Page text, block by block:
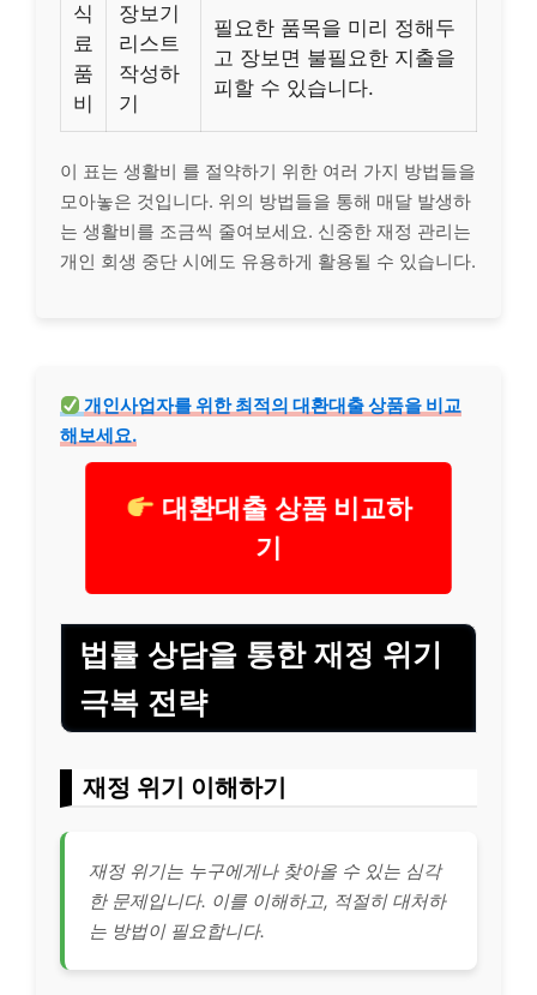
식
료
품
비
장보기
리스트
작성하
기
필요한 품목을 미리 정해두
고 장보면 불필요한 지출을
피할 수 있습니다.
이 표는 생활비 를 절약하기 위한 여러 가지 방법들을
모아놓은 것입니다. 위의 방법들을 통해 매달 발생하
는 생활비를 조금씩 줄여보세요. 신중한 재정 관리는
개인 회생 중단 시에도 유용하게 활용될 수 있습니다.
개인사업자를 위한 최적의 대환대출상품을 비교
해보세요.
대환대출 상품 비교하
기
법률 상담을 통한 재정 위기
극복 전략
재정 위기 이해하기
재정 위기는 누구에게나 찾아올 수 있는 심각
한 문제입니다. 이를 이해하고, 적절히 대처하
는 방법이 필요합니다.